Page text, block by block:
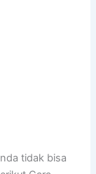
tidak bisa